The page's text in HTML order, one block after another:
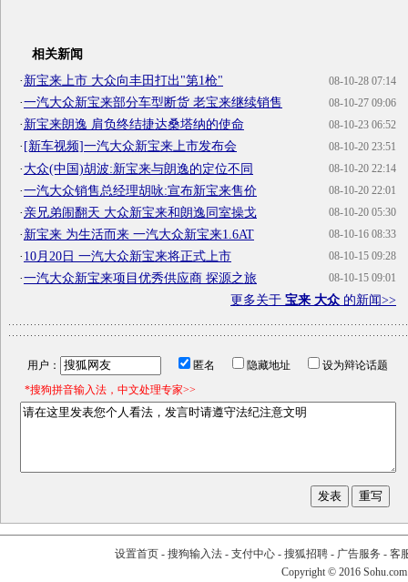
相关新闻
08-10-28 07:14
· 新宝来上市 大众向丰田打出"第1枪"
08-10-27 09:06
·一汽大众新宝来部分车型断货 老宝来继续销售
08-10-23 06:52
· 新宝来朗逸 肩负终结捷达桑塔纳的使命
08-10-20 23:51
· [新车视频]一汽大众新宝来上市发布会
08-10-20 22:14
·大众(中国)胡波:新宝来与朗逸的定位不同
08-10-20 22:01
·一汽大众销售总经理胡咏:宣布新宝来售价
08-10-20 05:30
·亲兄弟闹翻天 大众新宝来和朗逸同室操戈
08-10-16 08:33
·新宝来 为生活而来 一汽大众新宝来1.6AT
08-10-15 09:28
·10月20日 一汽大众新宝来将正式上市
08-10-15 09:01
·一汽大众新宝来项目优秀供应商 探源之旅
更多关于 宝来 大众 的新闻>>
用户： 匿名 隐藏地址
设为辩论话题
*搜狗拼音输入法，中文处理专家>>
设置首页- 搜狗输入法- 支付中心- 搜狐招聘- 广告服务 - 客
Copyright © 2016